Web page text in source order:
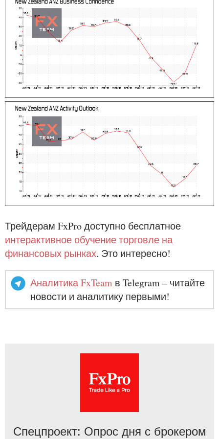
Трейдерам FxPro доступно бесплатное
интерактивное обучение торговле на
финансовых рынках. Это интересно!
Аналитика FxTeam в Telegram – читайте
новости и аналитику первыми!
Спецпроект: Опрос дня с брокером